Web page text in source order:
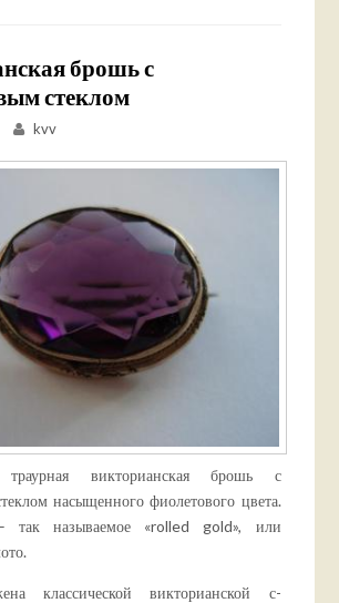
брошь с
стеклом
kvv
траурная викторианская брошь с
насыщенного фиолетового цвета.
так называемое «rolled gold», или
классической викторианской с-